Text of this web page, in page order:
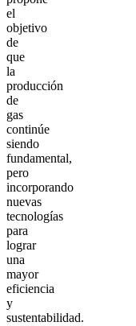
el
objetivo
de
que
la
producción
de
gas
continúe
siendo
fundamental,
pero
incorporando
nuevas
tecnologías
para
lograr
una
mayor
eficiencia
y
sustentabilidad.